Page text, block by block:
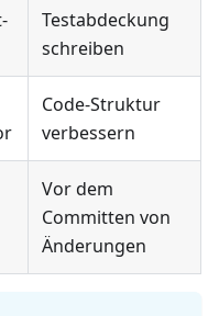
Testabdeckung
schreiben
Code-Struktur
verbessern
Vor dem
Committen von
Änderungen